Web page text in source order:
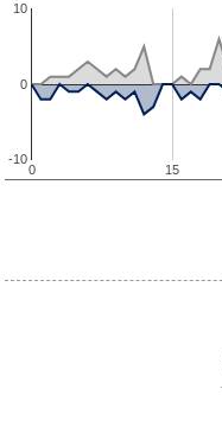
0 15
-10
0
10